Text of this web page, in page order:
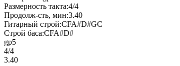
Размерность такта:4/4
Продолж-сть, мин:3.40
Гитарный строй:CFA#D#GC
Строй баса:CFA#D#
gp5
4/4
3.40